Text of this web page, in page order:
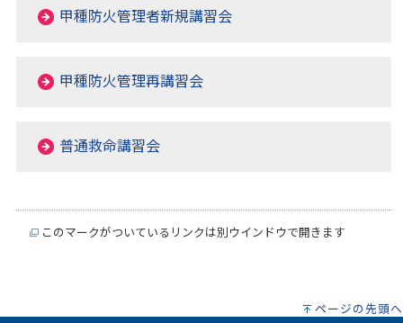
甲種防火管理者新規講習会
甲種防火管理再講習会
普通救命講習会
このマークがついているリンクは別ウインドウで開きます
ページの先頭へ